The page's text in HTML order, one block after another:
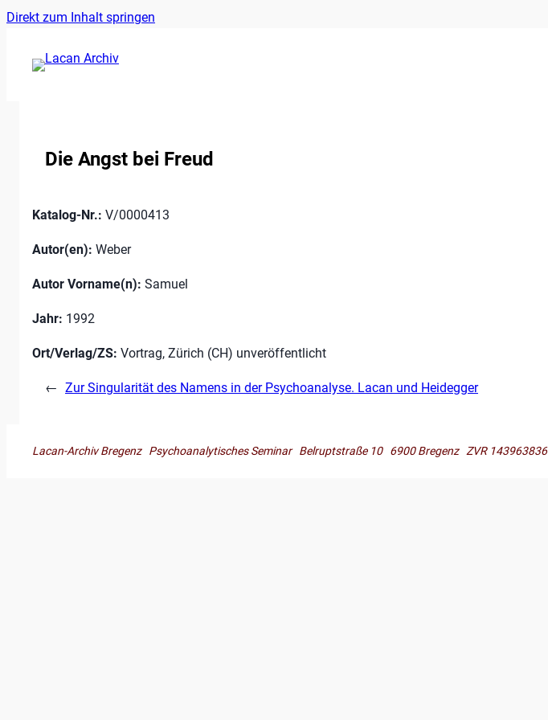
Direkt zum Inhalt springen
Die Angst bei Freud
Katalog-Nr.: V/0000413
Autor(en): Weber
Autor Vorname(n): Samuel
Jahr: 1992
Ort/Verlag/ZS: Vortrag, Zürich (CH) unveröffentlicht
← Zur Singularität des Namens in der Psychoanalyse. Lacan und Heidegger
Lacan-Archiv Bregenz Psychoanalytisches Seminar Belruptstraße 10 6900 Bregenz ZVR 143963836